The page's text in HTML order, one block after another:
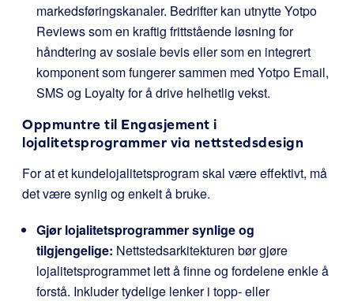
markedsføringskanaler. Bedrifter kan utnytte Yotpo
Reviews som en kraftig frittstående løsning for
håndtering av sosiale bevis eller som en integrert
komponent som fungerer sammen med Yotpo Email,
SMS og Loyalty for å drive helhetlig vekst.
Oppmuntre til Engasjement i
lojalitetsprogrammer via nettstedsdesign
For at et kundelojalitetsprogram skal være effektivt, må
det være synlig og enkelt å bruke.
Gjør lojalitetsprogrammer synlige og
tilgjengelige: Nettstedsarkitekturen bør gjøre
lojalitetsprogrammet lett å finne og fordelene enkle å
forstå. Inkluder tydelige lenker i topp- eller